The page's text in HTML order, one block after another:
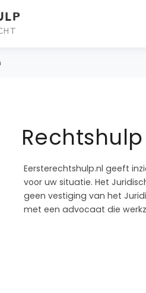
Eersterechtshulp.nl geeft
voor uw situatie. Het
geen vestiging van het
met een advocaat die